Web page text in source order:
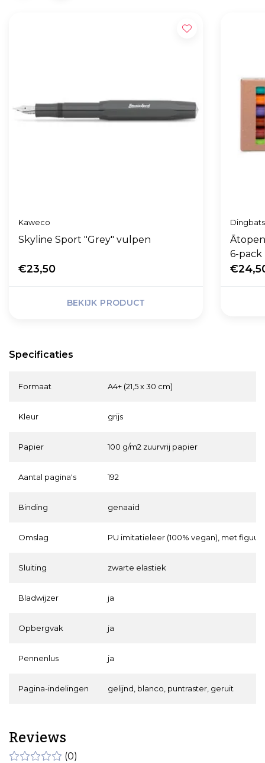
Specificaties
Formaat A4+ (21,5 x 30 cm)
Kleur grijs
Papier 100 g/m2 zuurvrij papier
Aantal pagina's 192
Binding genaaid
Omslag PU imitatieleer (100% vegan), met
Sluiting zwarte elastiek
Bladwijzer ja
Opbergvak ja
Pennenlus ja
Pagina-indelingen gelijnd, blanco, puntraster, geruit
Kaweco
Skyline Sport "Grey" vulpen
€23,50
BEKIJK PRODUCT
Dingbats
6-
Reviews
(0)